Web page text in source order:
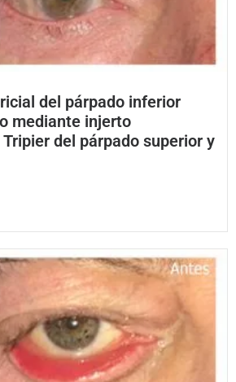
del párpado inferior
mediante injerto
del párpado superior y